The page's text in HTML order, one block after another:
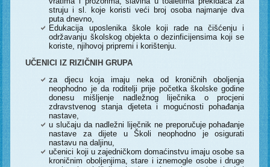
struju i sl. koje koristi veći broj osoba najmanje dva
puta dnevno,
Edukacija uposlenika škole koji rade na čišćenju i
održavanju školskog objekta o dezinficijensima koji se
koriste, njihovoj pripremi i korištenju.
UČENICI IZ RIZIČNIH GRUPA
za djecu koja imaju neka od kroničnih oboljenja
neophodno je da roditelji prije početka školske godine
donesu mišljenje nadležnog liječnika o procjeni
zdravstvenog stanja djeteta i mogućnosti pohađanja
nastave,
u slučaju da nadležni liječnik ne preporučuje pohađanje
nastave za dijete u Školi neophodno je osigurati
nastavu na daljinu,
učenici koji u zajedničkom domaćinstvu imaju osobe sa
kroničnim oboljenjima, stare i iznemogle osobe i druge